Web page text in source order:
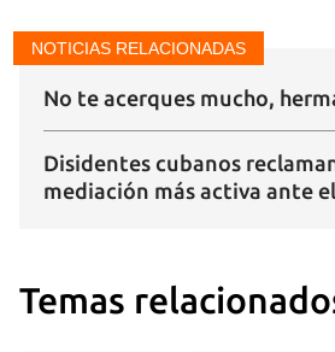
NOTICIAS RELACIONADAS
No te acerques mucho,
Disidentes cubanos
mediación más activa ante
Temas